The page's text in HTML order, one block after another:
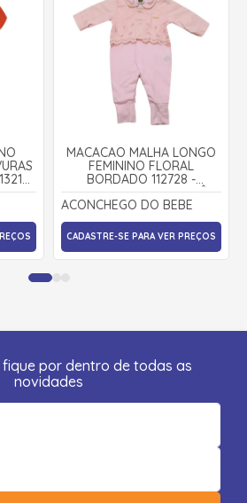
MACACÃO MALHA LONGO
FEMININO FLORAL
BORDADO 112728 -
ACONCHEGO DO BEBÊ
ACONCHEGO DO BEBE
CADASTRE-SE PARA VER PREÇOS
por dentro de todas as
novidades